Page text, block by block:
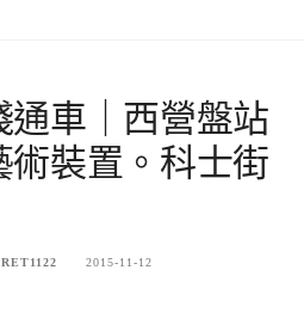
通車｜西營盤站
術裝置。科士街
2015-11-12